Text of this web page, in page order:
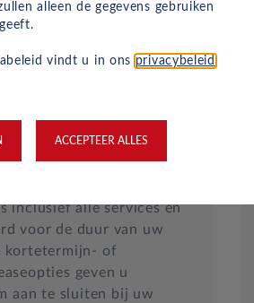
tarief
extra kosten of
inclusief alle services en
voor de duur van uw
kortetermijn- of
geven u
aan te sluiten bij uw
alleen de gegevens gebruiken
vindt u in ons privacybeleid
ACCEPTEER ALLES